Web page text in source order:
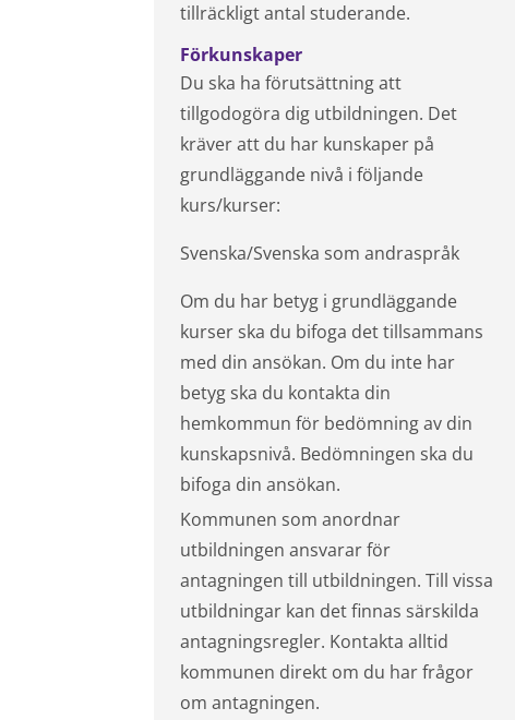
tillräckligt antal studerande.
Förkunskaper
Du ska ha förutsättning att
tillgodogöra dig utbildningen. Det
kräver att du har kunskaper på
grundläggande nivå i följande
kurs/kurser:
Svenska/Svenska som andraspråk
Om du har betyg i grundläggande
kurser ska du bifoga det tillsammans
med din ansökan. Om du inte har
betyg ska du kontakta din
hemkommun för bedömning av din
kunskapsnivå. Bedömningen ska du
bifoga din ansökan.
Kommunen som anordnar
utbildningen ansvarar för
antagningen till utbildningen. Till vissa
utbildningar kan det finnas särskilda
antagningsregler. Kontakta alltid
kommunen direkt om du har frågor
om antagningen.